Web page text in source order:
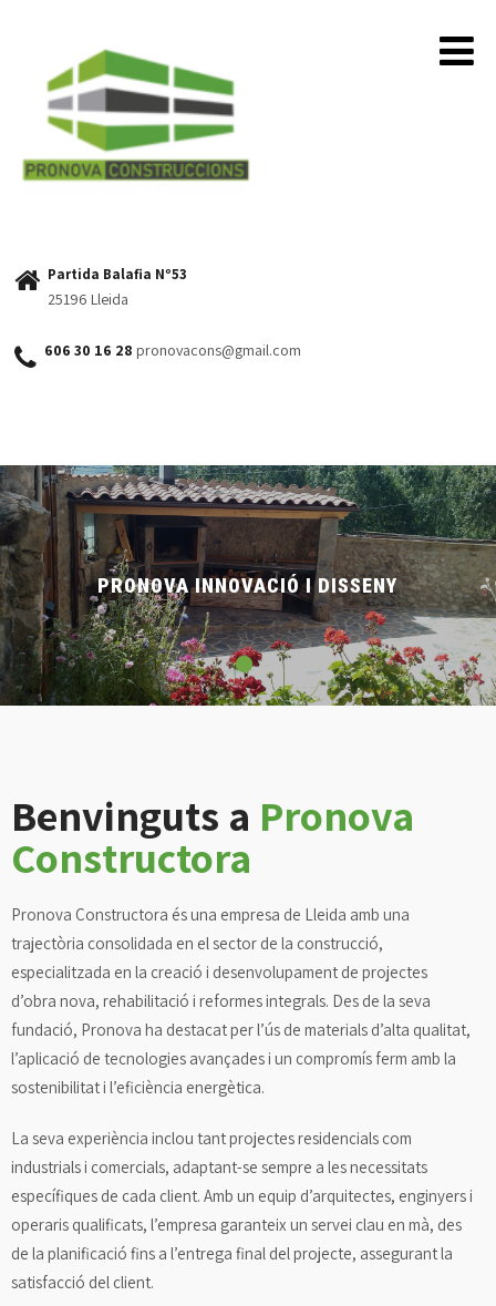
Partida Balafia Nº53
25196 Lleida
606 30 16 28 pronovacons@gmail.com
PRONOVA INNOVACIÓ I DISSENY
Benvinguts a Pronova
Constructora
Pronova Constructora és una empresa de Lleida amb una
trajectòria consolidada en el sector de la construcció,
especialitzada en la creació i desenvolupament de projectes
d’obra nova, rehabilitació i reformes integrals. Des de la seva
fundació, Pronova ha destacat per l’ús de materials d’alta qualitat,
l’aplicació de tecnologies avançades i un compromís ferm amb la
sostenibilitat i l’eficiència energètica.
La seva experiència inclou tant projectes residencials com
industrials i comercials, adaptant-se sempre a les necessitats
específiques de cada client. Amb un equip d’arquitectes, enginyers i
operaris qualificats, l’empresa garanteix un servei clau en mà, des
de la planificació fins a l’entrega final del projecte, assegurant la
satisfacció del client.